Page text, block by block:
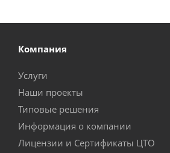
Компания
Услуги
Наши проекты
Типовые решения
Информация о компании
Лицензии и Сертификаты ЦТО